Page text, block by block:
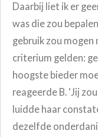
Daarbij liet ik er
was die zou
gebruik zou mogen
criterium gelden:
hoogste bieder
reageerde B. ‘Jij
luidde haar
dezelfde